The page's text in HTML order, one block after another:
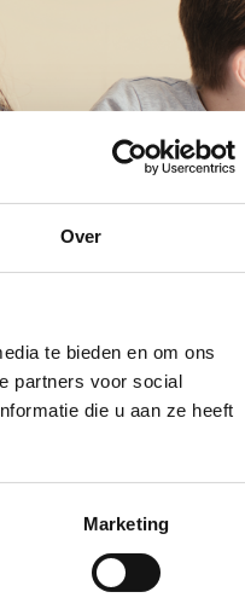
Over
te bieden en om ons
partners voor social
die u aan ze heeft
Marketing
We halen kinderen op